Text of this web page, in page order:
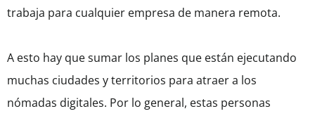
trabaja para cualquier empresa de manera remota.
A esto hay que sumar los planes que están ejecutando
muchas ciudades y territorios para atraer a los
nómadas digitales. Por lo general, estas personas